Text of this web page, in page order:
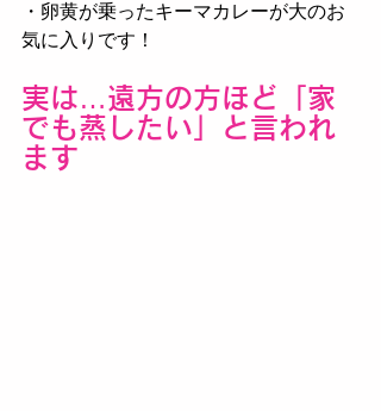
・卵黄が乗ったキーマカレーが大のお
気に入りです！
実は…遠方の方ほど「家
でも蒸したい」と言われ
ます